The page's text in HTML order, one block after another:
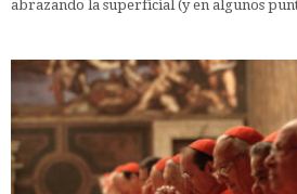
abrazando la superficial (y en algunos